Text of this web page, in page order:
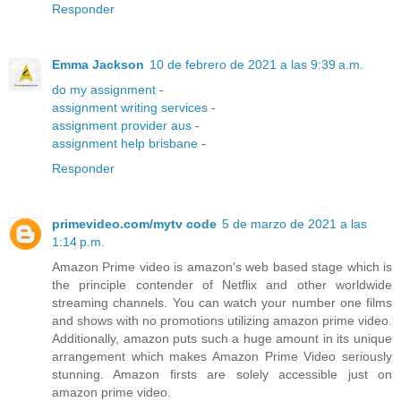
Responder
Emma Jackson 10 de febrero de 2021 a las 9:39 a.m.
do my assignment -
assignment writing services -
assignment provider aus -
assignment help brisbane -
Responder
primevideo.com/mytv code 5 de marzo de 2021 a las
1:14 p.m.
Amazon Prime video is amazon's web based stage which is
the principle contender of Netflix and other worldwide
streaming channels. You can watch your number one films
and shows with no promotions utilizing amazon prime video.
Additionally, amazon puts such a huge amount in its unique
arrangement which makes Amazon Prime Video seriously
stunning. Amazon firsts are solely accessible just on
amazon prime video.